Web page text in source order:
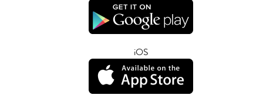
iOS